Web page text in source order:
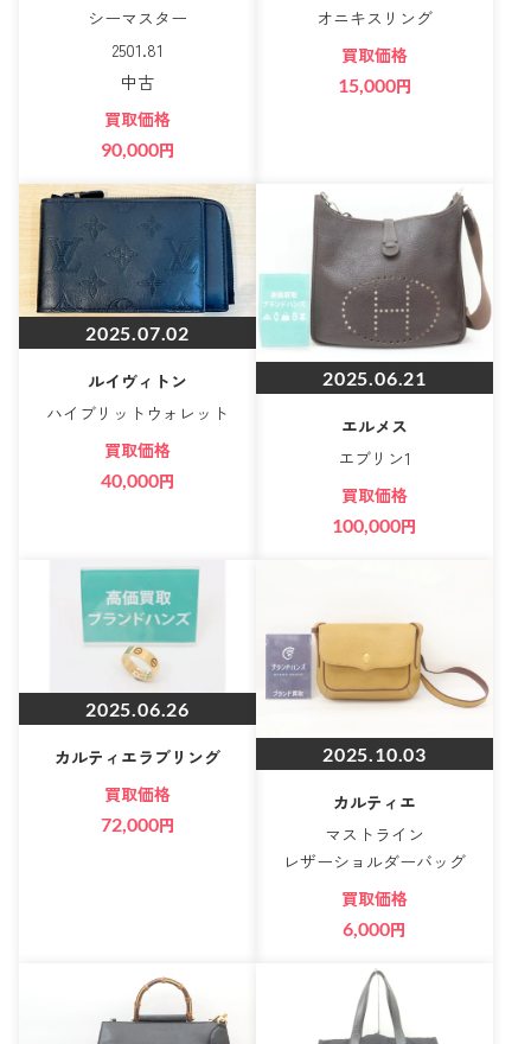
シーマスター
2501.81
中古
買取価格
90,000円
オニキスリング
買取価格
15,000円
2025.07.02
ルイヴィトン
ハイブリットウォレット
買取価格
40,000円
2025.06.21
エルメス
エブリン1
買取価格
100,000円
2025.06.26
カルティエラブリング
買取価格
72,000円
2025.10.03
カルティエ
マストライン
レザーショルダーバッグ
買取価格
6,000円